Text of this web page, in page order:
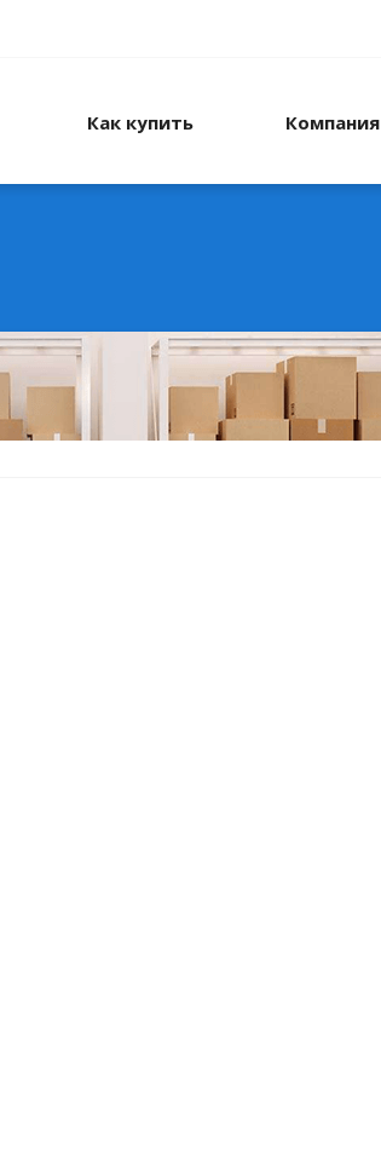
Как купить Компания